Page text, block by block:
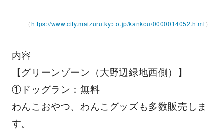
（https://www.city.maizuru.kyoto.jp/kankou/0000014052.html ）
内容
【グリーンゾーン（大野辺緑地西側）】
①ドッグラン：無料
わんこおやつ、わんこグッズも多数販売しま
す。